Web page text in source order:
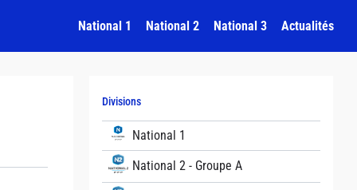
National 1 National 2 National 3 Actualités
Divisions
National 1
National 2 - Groupe A